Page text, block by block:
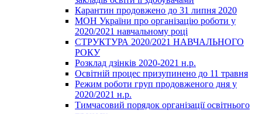
Карантин продовжено до 31 липня 2020
МОН України про організацію роботи у
2020/2021 навчальному році
СТРУКТУРА 2020/2021 НАВЧАЛЬНОГО
РОКУ
Розклад дзінків 2020-2021 н.р.
Освітній процес призупинено до 11 травня
Режим роботи груп продовженого дня у
2020/2021 н.р.
Тимчасовий порядок організації освітнього